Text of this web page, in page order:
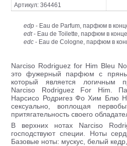
Артикул: 364461
edp - Eau de Parfum, парфюм в
edt- Eau de Toilette, парфюм в
edc - Eau de Cologne, парфюм в
Narciso Rodriguez for Him Bleu
это фужерный парфюм с
который является логичным
Narciso Rodriguez For Him.
Нарсисо Родригез Фо Хим Блю
сексуально, воплощая
притягательность своего
В верхних нотах Narciso
господствуют специи. Ноты
Базовые ноты: мускус, белый